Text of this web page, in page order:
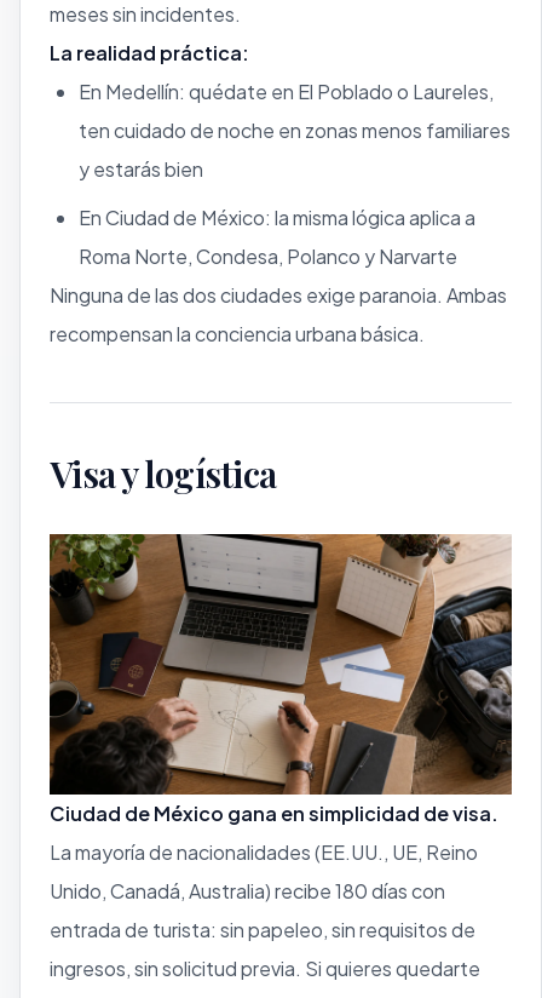
meses sin incidentes.
La realidad práctica:
En Medellín: quédate en El Poblado o Laureles,
ten cuidado de noche en zonas menos familiares
y estarás bien
En Ciudad de México: la misma lógica aplica a
Roma Norte, Condesa, Polanco y Narvarte
Ninguna de las dos ciudades exige paranoia. Ambas
recompensan la conciencia urbana básica.
Visa y logística
Ciudad de México gana en simplicidad de visa.
La mayoría de nacionalidades (EE.UU., UE, Reino
Unido, Canadá, Australia) recibe 180 días con
entrada de turista: sin papeleo, sin requisitos de
ingresos, sin solicitud previa. Si quieres quedarte